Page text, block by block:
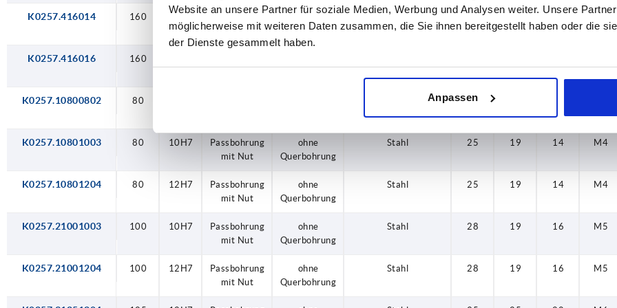
Website an unsere Partner für soziale Medien, Werbung und Analysen weiter. Unsere
möglicherweise mit weiteren Daten zusammen, die Sie ihnen bereitgestellt haben oder die
der Dienste gesammelt haben.
Anpassen
K0257.416014 160 14H7 Passbohrung
ohne
Querbohrung
Stahl 45 25 25 M8
K0257.416016 160
K0257.10800802 80 25
K0257.10801003 80 10H7
Passbohrung
mit Nut
ohne
Querbohrung
Stahl 25 19 14 M4
K0257.10801204 80 12H7
Passbohrung
mit Nut
ohne
Querbohrung
Stahl 25 19 14 M4
K0257.21001003 100 10H7
Passbohrung
mit Nut
ohne
Querbohrung
Stahl 28 19 16 M5
K0257.21001204 100 12H7
Passbohrung
mit Nut
ohne
Querbohrung
Stahl 28 19 16 M5